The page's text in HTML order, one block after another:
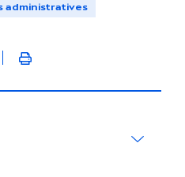
administratives
sur Facebook
dans un nouvel onglet)
sur Twitter
dans un nouvel onglet)
sur LinkedIn
dans un nouvel onglet)
par mail
dans un nouvel
Imprimer